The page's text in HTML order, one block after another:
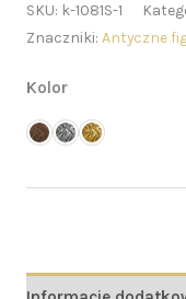
SKU: k-1081S-1
Znaczniki: Antyczne
Kolor